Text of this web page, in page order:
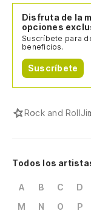
Disfruta de la
opciones
Suscríbete para
beneficios.
Suscríbete
Rock and Roll
Todos los
A B C D
M
N O P